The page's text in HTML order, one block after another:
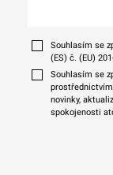
Souhlasím se
(ES) č. (EU)
Souhlasím se
novinky,
spokojenosti